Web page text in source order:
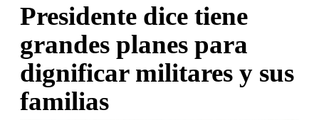
Presidente dice tiene
grandes planes para
dignificar militares y sus
familias